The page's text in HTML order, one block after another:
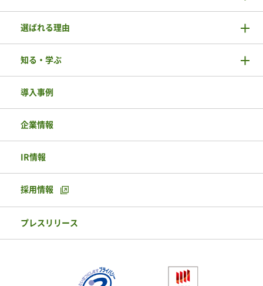
選ばれる理由
知る・学ぶ
導入事例
企業情報
IR情報
採用情報
プレスリリース